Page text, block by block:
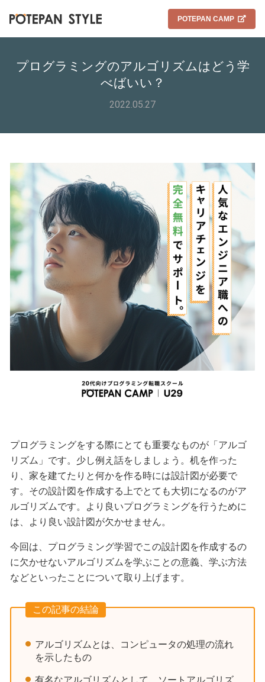
POTEPAN CAMP
プログラミングのアルゴリズムはどう学
べばいい？
2022.05.27
プログラミングをする際にとても重要なものが「アルゴ
リズム」です。少し例え話をしましょう。机を作った
り、家を建てたりと何かを作る時には設計図が必要で
す。その設計図を作成する上でとても大切になるのがア
ルゴリズムです。より良いプログラミングを行うために
は、より良い設計図が欠かせません。
今回は、プログラミング学習でこの設計図を作成するの
に欠かせないアルゴリズムを学ぶことの意義、学ぶ方法
などといったことについて取り上げます。
この記事の結論
アルゴリズムとは、コンピュータの処理の流れ
を示したもの
有名なアルゴリズムとして、ソートアルゴリズ